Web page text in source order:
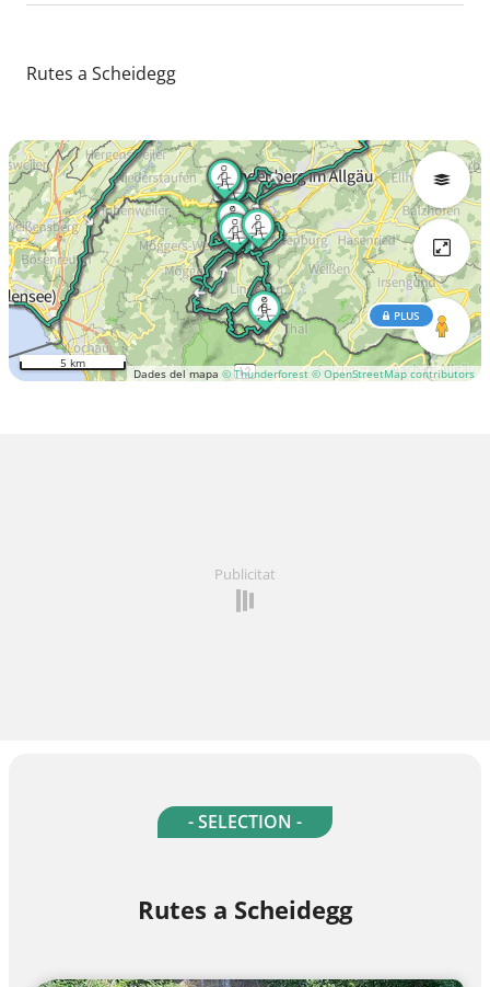
Rutes a Scheidegg
Dades del mapa © Thunderforest © OpenStreetMap contributors
PLUS
5 km
Publicitat
- SELECTION -
Rutes a Scheidegg